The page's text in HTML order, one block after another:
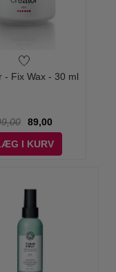
- Fix Wax - 30 ml
89,00
I KURV